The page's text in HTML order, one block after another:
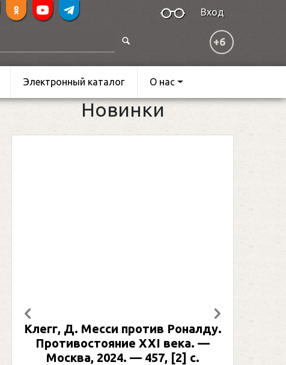
Вход
+6
Электронный каталог О нас
Новинки
Рабинер, И. Я. Александр Овечкин
: иллюстрированная биография. —
Москва, 2024 (макет 2025). — 133,
Предыдущий Следующий